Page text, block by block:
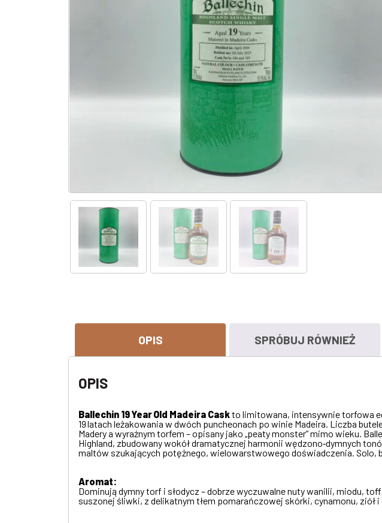
OPIS SPRÓBUJ RÓWNIEŻ
OPIS
Ballechin 19 Year Old Madeira Caskto limitowana, intensywnie torfowa
19 latach leżakowania w dwóch puncheonach po winie Madeira. Liczba
Madery a wyraźnym torfem – opisany jako „peaty monster” mimo wieku.
Highland, zbudowany wokół dramatycznej harmonii wędzono‑dymnych
maltów szukających potężnego, wielowarstwowego doświadczenia. Solo,
Aromat:
Dominują dymny torf i słodycz – dobrze wyczuwalne nuty wanilii, miodu,
suszonej śliwki, z delikatnym tłem pomarańczowej skórki, cynamonu, ziół i